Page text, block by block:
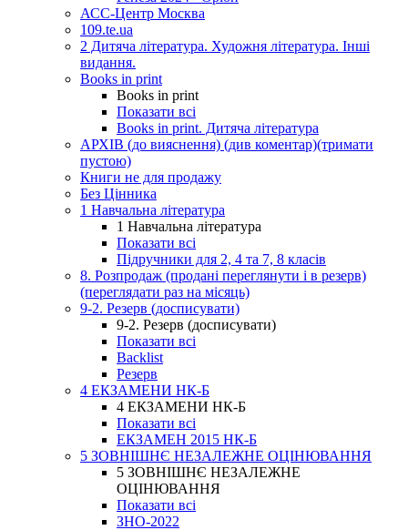
АСС-Центр Москва
109.te.ua
2 Дитяча література. Художня література. Інші
видання.
Books in print
Books in print
Показати всі
Books in print. Дитяча література
АРХІВ (до вияснення) (див коментар)(тримати
пустою)
Книги не для продажу
Без Цінника
1 Навчальна література
1 Навчальна література
Показати всі
Підручники для 2, 4 та 7, 8 класів
8. Розпродаж (продані переглянути і в резерв)
(переглядати раз на місяць)
9-2. Резерв (досписувати)
9-2. Резерв (досписувати)
Показати всі
Backlist
Резерв
4 ЕКЗАМЕНИ НК-Б
4 ЕКЗАМЕНИ НК-Б
Показати всі
ЕКЗАМЕН 2015 НК-Б
5 ЗОВНІШНЄ НЕЗАЛЕЖНЕ ОЦІНЮВАННЯ
5 ЗОВНІШНЄ НЕЗАЛЕЖНЕ
ОЦІНЮВАННЯ
Показати всі
ЗНО-2022